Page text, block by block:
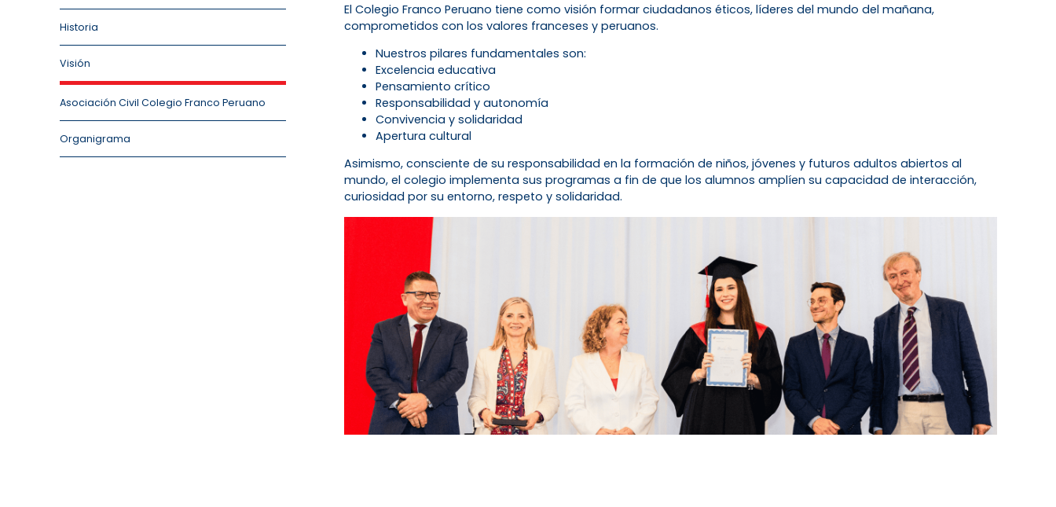
Historia
Visión
Asociación Civil Colegio Franco Peruano
Organigrama
El Colegio Franco Peruano tiene como visión formar ciudadanos éticos, líderes del mundo del mañana,
comprometidos con los valores franceses y peruanos.
Nuestros pilares fundamentales son:
Excelencia educativa
Pensamiento crítico
Responsabilidad y autonomía
Convivencia y solidaridad
Apertura cultural
Asimismo, consciente de su responsabilidad en la formación de niños, jóvenes y futuros adultos abiertos al
mundo, el colegio implementa sus programas a fin de que los alumnos amplíen su capacidad de interacción,
curiosidad por su entorno, respeto y solidaridad.